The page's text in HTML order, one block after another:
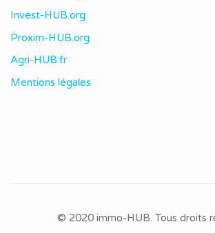
Invest-HUB.org
Proxim-HUB.org
Agri-HUB.fr
Mentions légales
© 2020 immo-HUB. Tous droits